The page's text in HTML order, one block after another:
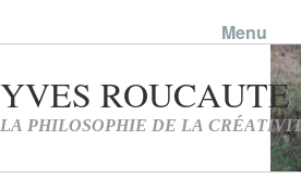
Menu
Skip to content